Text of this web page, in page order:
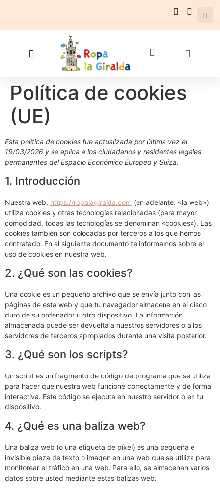
Política de cookies
(UE)
Esta política de cookies fue actualizada por última vez el
19/03/2026 y se aplica a los ciudadanos y residentes legales
permanentes del Espacio Económico Europeo y Suiza.
1. Introducción
Nuestra web, https://ropalagiralda.com (en adelante: «la web»)
utiliza cookies y otras tecnologías relacionadas (para mayor
comodidad, todas las tecnologías se denominan «cookies»). Las
cookies también son colocadas por terceros a los que hemos
contratado. En el siguiente documento te informamos sobre el
uso de cookies en nuestra web.
2. ¿Qué son las cookies?
Una cookie es un pequeño archivo que se envía junto con las
páginas de esta web y que tu navegador almacena en el disco
duro de su ordenador u otro dispositivo. La información
almacenada puede ser devuelta a nuestros servidores o a los
servidores de terceros apropiados durante una visita posterior.
3. ¿Qué son los scripts?
Un script es un fragmento de código de programa que se utiliza
para hacer que nuestra web funcione correctamente y de forma
interactiva. Este código se ejecuta en nuestro servidor o en tu
dispositivo.
4. ¿Qué es una baliza web?
Una baliza web (o una etiqueta de píxel) es una pequeña e
invisible pieza de texto o imagen en una web que se utiliza para
monitorear el tráfico en una web. Para ello, se almacenan varios
datos sobre usted mediante estas balizas web.